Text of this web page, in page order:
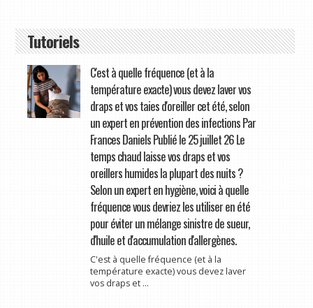
Tutoriels
C'est à quelle fréquence (et à la
température exacte) vous devez laver vos
draps et vos taies d'oreiller cet été, selon
un expert en prévention des infections Par
Frances Daniels Publié le 25 juillet 26 Le
temps chaud laisse vos draps et vos
oreillers humides la plupart des nuits ?
Selon un expert en hygiène, voici à quelle
fréquence vous devriez les utiliser en été
pour éviter un mélange sinistre de sueur,
d'huile et d'accumulation d'allergènes.
C'est à quelle fréquence (et à la
température exacte) vous devez laver
vos draps et ...